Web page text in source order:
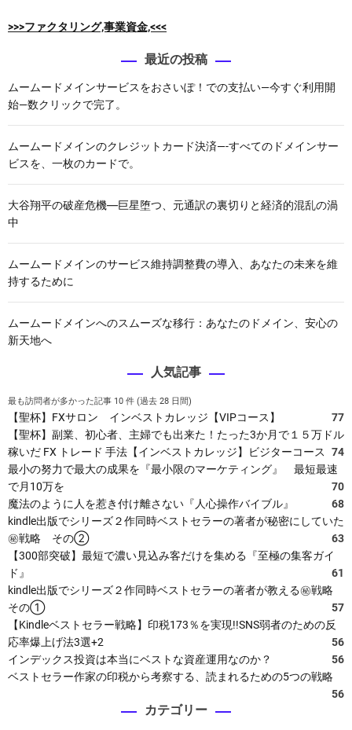
>>>ファクタリング,事業資金,<<<
最近の投稿
ムームードメインサービスをおさいぽ！での支払い—今すぐ利用開
始—数クリックで完了。
ムームードメインのクレジットカード決済—-すべてのドメインサー
ビスを、一枚のカードで。
大谷翔平の破産危機―巨星堕つ、元通訳の裏切りと経済的混乱の渦
中
ムームードメインのサービス維持調整費の導入、あなたの未来を維
持するために
ムームードメインへのスムーズな移行：あなたのドメイン、安心の
新天地へ
人気記事
最も訪問者が多かった記事 10 件 (過去 28 日間)
【聖杯】FXサロン インベストカレッジ【VIPコース】
77
【聖杯】副業、初心者、主婦でも出来た！たった3か月で１５万ドル
稼いだ FX トレード 手法【インベストカレッジ】ビジターコース
74
最小の努力で最大の成果を『最小限のマーケティング』 最短最速
で月10万を
70
魔法のように人を惹き付け離さない『人心操作バイブル』
68
kindle出版でシリーズ２作同時ベストセラーの著者が秘密にしていた
㊙戦略 その②
63
【300部突破】最短で濃い見込み客だけを集める『至極の集客ガイ
ド』
61
kindle出版でシリーズ２作同時ベストセラーの著者が教える㊙戦略
その①
57
【Kindleベストセラー戦略】印税173％を実現!!SNS弱者のための反
応率爆上げ法3選+2
56
インデックス投資は本当にベストな資産運用なのか？
56
ベストセラー作家の印税から考察する、読まれるための5つの戦略
56
カテゴリー